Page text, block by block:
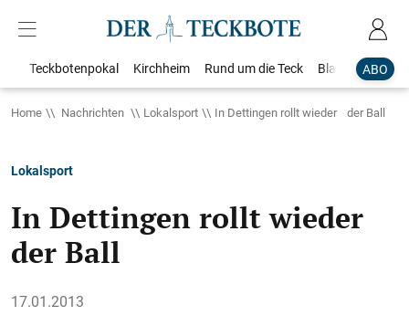
ABO
Teckbotenpokal Kirchheim Rund um die Teck Blaulicht
Home Nachrichten Lokalsport In Dettingen rollt wieder der Ball
Lokalsport
In Dettingen rollt wieder
der Ball
17.01.2013